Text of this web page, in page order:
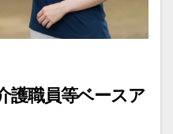
護職員等ベースア